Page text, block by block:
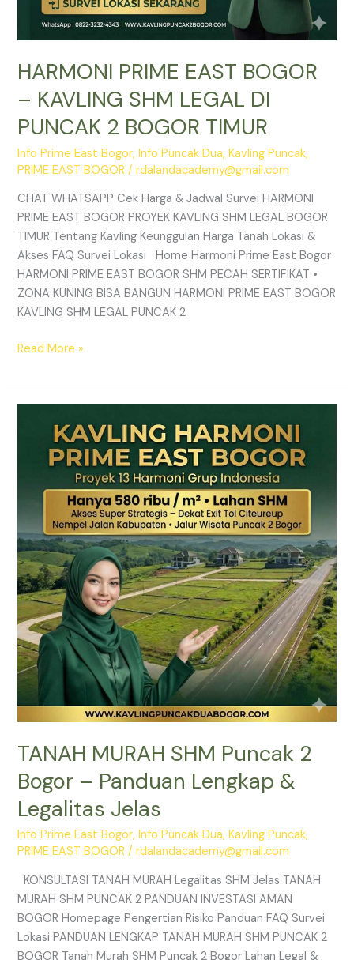
HARMONI PRIME EAST BOGOR
– KAVLING SHM LEGAL DI
PUNCAK 2 BOGOR TIMUR
Info Prime East Bogor,Info Puncak Dua,Kavling Puncak,
PRIME EAST BOGOR /rdalandacademy@gmail.com
CHAT WHATSAPP Cek Harga & Jadwal Survei HARMONI
PRIME EAST BOGOR PROYEK KAVLING SHM LEGAL BOGOR
TIMUR Tentang Kavling Keunggulan Harga Tanah Lokasi &
Akses FAQ Survei Lokasi Home Harmoni Prime East Bogor
HARMONI PRIME EAST BOGOR SHM PECAH SERTIFIKAT •
ZONA KUNING BISA BANGUN HARMONI PRIME EAST BOGOR
KAVLING SHM LEGAL PUNCAK 2
Read More »
TANAH MURAH SHM Puncak 2
Bogor – Panduan Lengkap &
Legalitas Jelas
Info Prime East Bogor,Info Puncak Dua,Kavling Puncak,
PRIME EAST BOGOR /rdalandacademy@gmail.com
KONSULTASI TANAH MURAH Legalitas SHM Jelas TANAH
MURAH SHM PUNCAK 2 PANDUAN INVESTASI AMAN
BOGOR Homepage Pengertian Risiko Panduan FAQ Survei
Lokasi PANDUAN LENGKAP TANAH MURAH SHM PUNCAK 2
BOGOR Tanah Murah SHM Puncak 2 Bogor Lahan Legal &
MURAH
Puncak
Panduan
Lengkap
&
Legalitas
Jelas